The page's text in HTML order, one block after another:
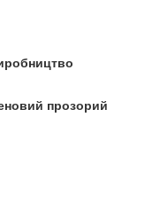
прозорий